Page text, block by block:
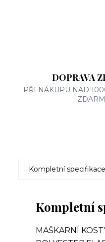
DOPRAVA
PŘI NÁKUPU NAD
Kompletní specifikace
Kompletní
MAŠKARNÍ